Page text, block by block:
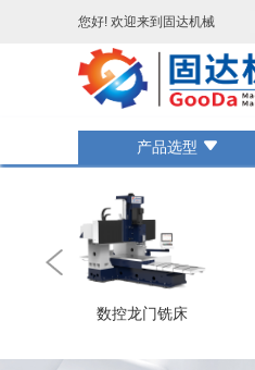
您好! 欢迎来到固达机械
产品选型
数控龙门铣床